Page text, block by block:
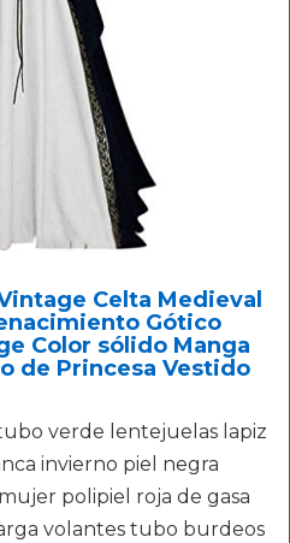
Celta Medieval
Gótico
Color sólido Manga
de Princesa Vestido
verde lentejuelas lapiz
invierno piel negra
polipiel roja de gasa
volantes tubo burdeos